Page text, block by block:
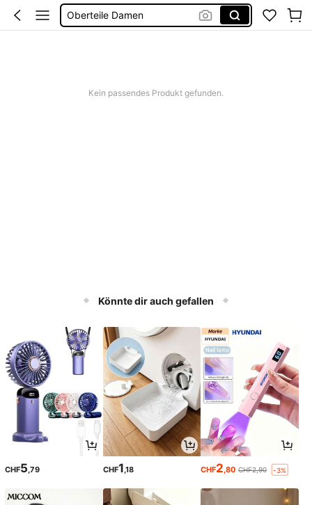
Oberteile Damen
Festival Outfit Damen
Kein passendes Produkt gefunden.
Könnte dir auch gefallen
CHF5 ,79 CHF1 ,18 CHF2 ,80 CHF2,90 -3%